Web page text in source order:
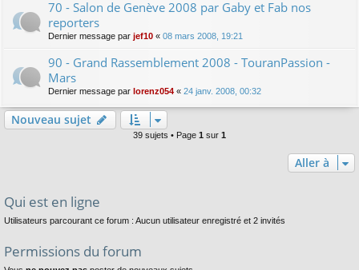
70 - Salon de Genève 2008 par Gaby et Fab nos
reporters
Dernier message par jef10 « 08 mars 2008, 19:21
90 - Grand Rassemblement 2008 - TouranPassion -
Mars
Dernier message par lorenz054 « 24 janv. 2008, 00:32
Nouveau sujet
39 sujets • Page 1 sur 1
Aller à
Qui est en ligne
Utilisateurs parcourant ce forum : Aucun utilisateur enregistré et 2 invités
Permissions du forum